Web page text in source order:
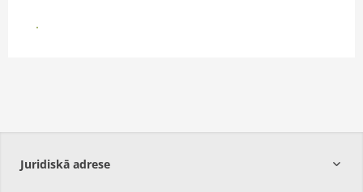
SAZINĀTIES AR PĀRDEVĒJU
Juridiskā adrese